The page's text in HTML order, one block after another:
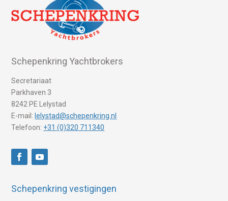
Schepenkring Yachtbrokers
Secretariaat
Parkhaven 3
8242 PE Lelystad
E-mail: lelystad@schepenkring.nl
Telefoon: +31 (0)320 711340
Schepenkring vestigingen